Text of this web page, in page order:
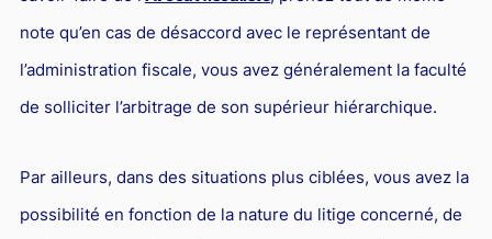
note qu’en cas de désaccord avec le représentant de
l’administration fiscale, vous avez généralement la faculté
de solliciter l’arbitrage de son supérieur hiérarchique.
Par ailleurs, dans des situations plus ciblées, vous avez la
possibilité en fonction de la nature du litige concerné, de